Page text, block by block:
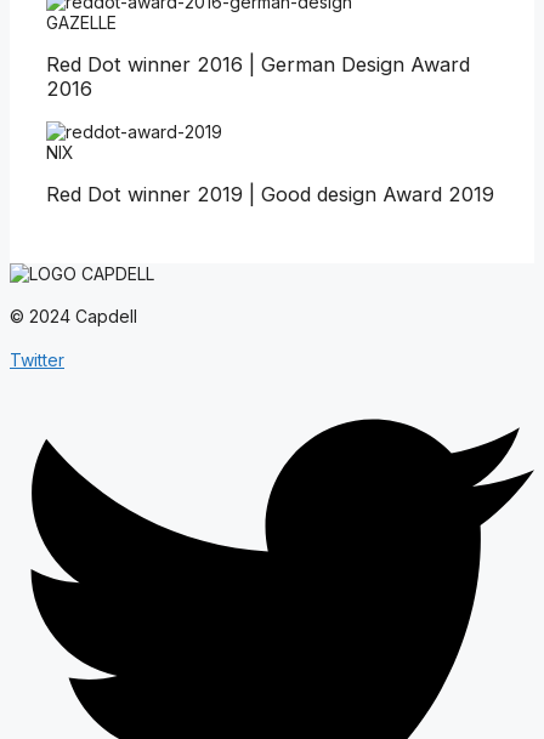
GAZELLE
Red Dot winner 2016 | German Design Award
2016
NIX
Red Dot winner 2019 | Good design Award 2019
© 2024 Capdell
Twitter